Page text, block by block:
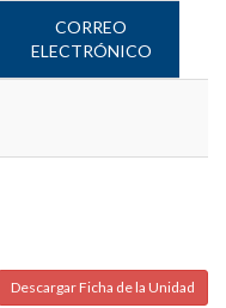
CORREO
ELECTRÓNICO
Descargar Ficha de la Unidad